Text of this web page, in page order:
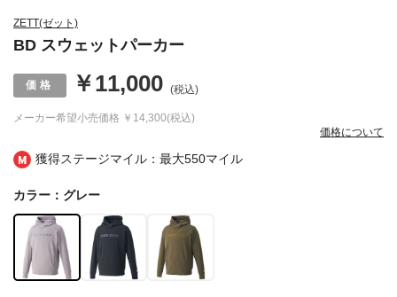
獲得ステージマイル：最大550マイル
ZETT(ゼット)
BD スウェットパーカー
メーカー希望小売価格 ￥14,300(税込)
￥11,000 (税込)
価格について
カラー：グレー